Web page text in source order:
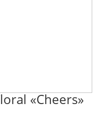
«Cheers»